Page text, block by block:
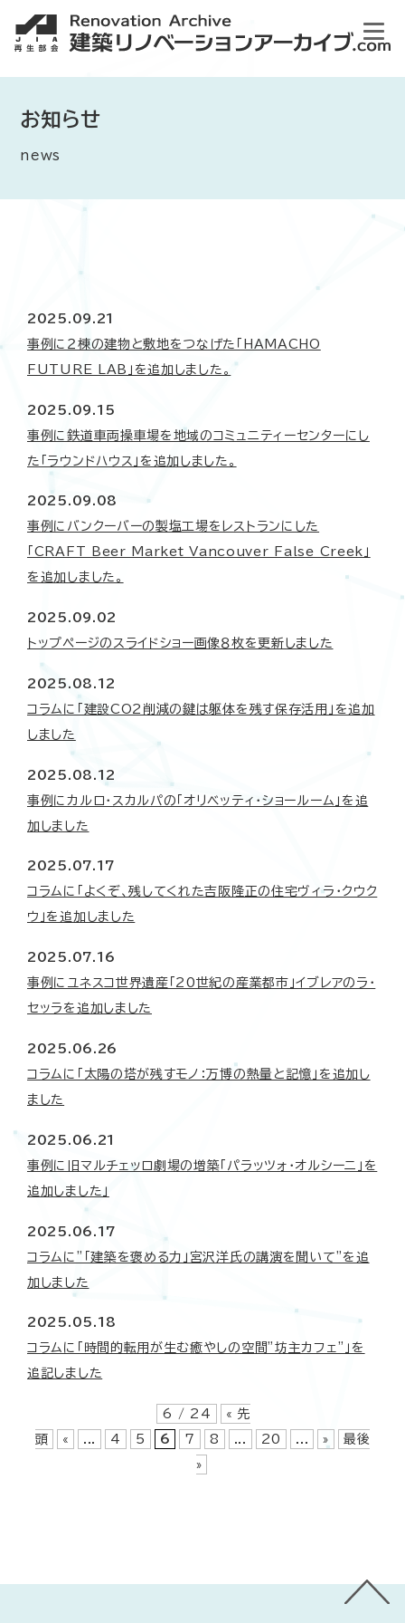
お知らせ
news
2025.09.21
事例に２棟の建物と敷地をつなげた「HAMACHO
FUTURE LAB」を追加しました。
2025.09.15
事例に鉄道車両操車場を地域のコミュニティーセンターにし
た「ラウンドハウス」を追加しました。
2025.09.08
事例にバンクーバーの製塩工場をレストランにした
「CRAFT Beer Market Vancouver False Creek」
を追加しました。
2025.09.02
トップページのスライドショー画像８枚を更新しました
2025.08.12
コラムに「建設CO2削減の鍵は躯体を残す保存活用」を追加
しました
2025.08.12
事例にカルロ･スカルパの「オリベッティ･ショールーム」を追
加しました
2025.07.17
コラムに「よくぞ、残してくれた吉阪隆正の住宅ヴィラ・クウク
ウ」を追加しました
2025.07.16
事例にユネスコ世界遺産「20世紀の産業都市」イブレアのラ・
セッラを追加しました
2025.06.26
コラムに「太陽の塔が残すモノ：万博の熱量と記憶」を追加し
ました
2025.06.21
事例に旧マルチェッロ劇場の増築「パラッツォ･オルシーニ」を
追加しました」
2025.06.17
コラムに”「建築を褒める力」宮沢洋氏の講演を聞いて”を追
加しました
2025.05.18
コラムに「時間的転用が生む癒やしの空間”坊主カフェ”」を
追記しました
6 / 24
« 先
頭
« ... 4 5 6 7 8 ... 20 ... »
最後
»